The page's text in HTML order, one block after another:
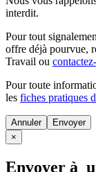
interdit.
Pour tout
offre déjà pourvue,
Travail ou
Pour toute
les fiches pratiques
Annuler
×
Envoyer à